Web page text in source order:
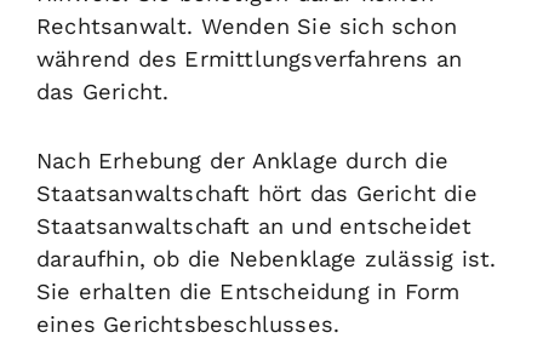
Rechtsanwalt. Wenden Sie sich schon
während des Ermittlungsverfahrens an
das Gericht.
Nach Erhebung der Anklage durch die
Staatsanwaltschaft hört das Gericht die
Staatsanwaltschaft an und entscheidet
daraufhin, ob die Nebenklage zulässig ist.
Sie erhalten die Entscheidung in Form
eines Gerichtsbeschlusses.